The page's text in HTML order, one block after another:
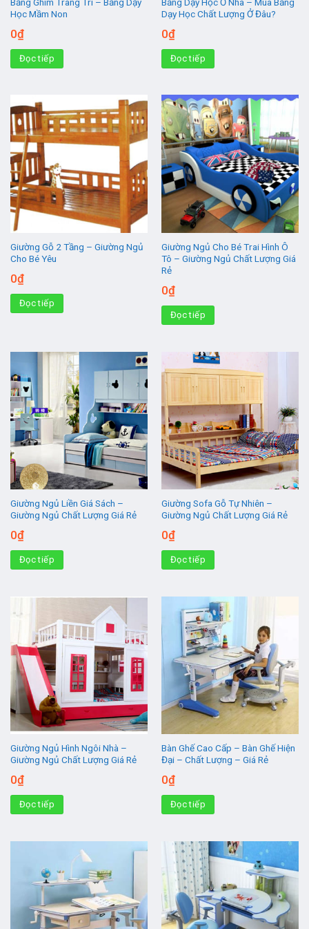
Học Mầm Non
0₫
Đọc tiếp
Dạy Học Chất Lượng Ở Đâu?
0₫
Đọc tiếp
Giường Gỗ 2 Tầng – Giường Ngủ
Cho Bé Yêu
0₫
Đọc tiếp
Giường Ngủ Cho Bé Trai Hình Ô
Tô – Giường Ngủ Chất Lượng Giá
Rẻ
0₫
Đọc tiếp
Giường Ngủ Liền Giá Sách –
Giường Ngủ Chất Lượng Giá Rẻ
0₫
Đọc tiếp
Giường Sofa Gỗ Tự Nhiên –
Giường Ngủ Chất Lượng Giá Rẻ
0₫
Đọc tiếp
Giường Ngủ Hình Ngôi Nhà –
Giường Ngủ Chất Lượng Giá Rẻ
0₫
Đọc tiếp
Bàn Ghế Cao Cấp – Bàn Ghế Hiện
Đại – Chất Lượng – Giá Rẻ
0₫
Đọc tiếp